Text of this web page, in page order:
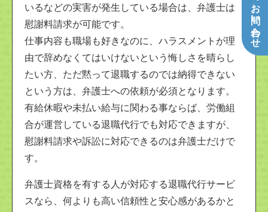
いるなどの実害が発生している場合は、弁護士は
慰謝料請求が可能です。
仕事内容も職場も好きなのに、ハラスメントが理
由で辞めなくてはいけないという悔しさを晴らし
たい方、ただ黙って退職するのでは納得できない
という方は、弁護士への依頼が必須となります。
有給休暇や未払い給与に関わる事ならば、労働組
合が運営している退職代行でも対応できますが、
慰謝料請求や訴訟に対応できるのは弁護士だけで
す。
弁護士資格を有する人が対応する退職代行サービ
スなら、何よりも高い信頼性と安心感があるかと